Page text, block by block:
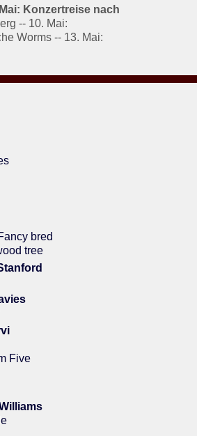
Konzertreise nach
-- 10. Mai:
Worms -- 13. Mai:
bred
tree
Five